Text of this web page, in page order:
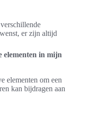
er zijn altijd
elementen in mijn
elementen om een
kan bijdragen aan